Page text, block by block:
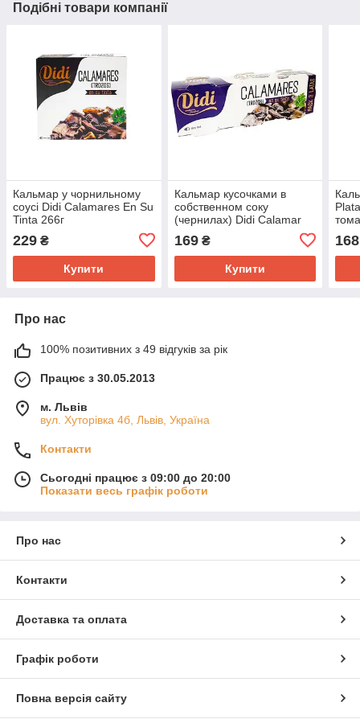
Подібні товари компанії
Кальмар у чорнильному
соусі Didi Calamares En Su
Tinta 266г
229 ₴
Купити
Кальмар кусочками в
собственном соку
(чернилах) Didi Calamar
169₴
Купити
168
Про нас
100% позитивних з 49 відгуків за рік
Працює з 30.05.2013
м. Львів
вул. Хуторівка 4б, Львів, Україна
Контакти
Сьогодні працює з 09:00 до 20:00
Показати весь графік роботи
Про нас
Контакти
Доставка та оплата
Графік роботи
Повна версія сайту